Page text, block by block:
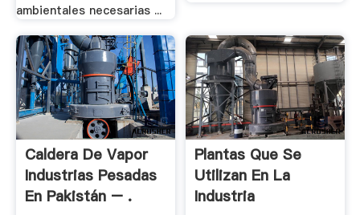
ambientales necesarias ...
Caldera De Vapor
Industrias Pesadas
En Pakistán – .
Plantas Que Se
Utilizan En La
Industria